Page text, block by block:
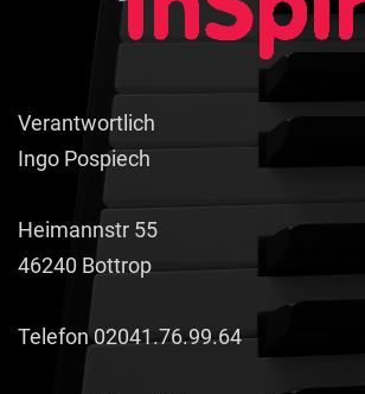
Verantwortlich
Ingo Pospiech
Heimannstr 55
46240 Bottrop
Telefon 02041.76.99.64